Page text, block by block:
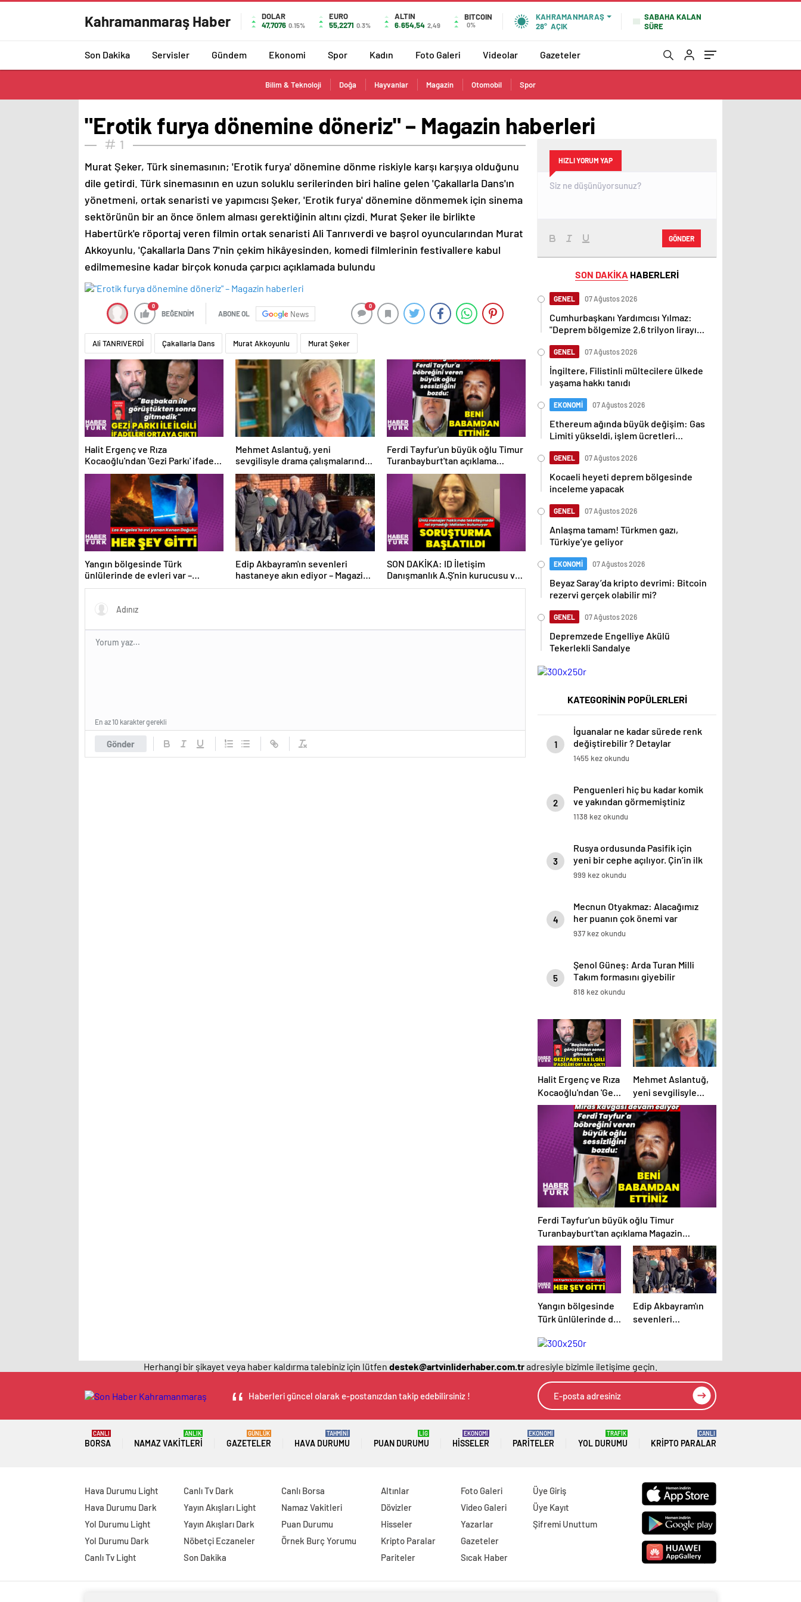
Kahramanmaraş Haber
DOLAR
47,7076 0.15%
EURO
55,2271 0.3%
ALTIN
6.654,54 2,49
BITCOIN
0%
KAHRAMANMARAŞ
28° AÇIK
SABAHA KALAN
SÜRE
Son Dakika Servisler Gündem Ekonomi Spor Kadın Foto Galeri Videolar Gazeteler
Bilim & Teknoloji Doğa Hayvanlar Magazin Otomobil Spor
"Erotik furya dönemine döneriz" – Magazin haberleri
1
Murat Şeker, Türk sinemasının; 'Erotik furya' dönemine dönme riskiyle karşı karşıya olduğunu
dile getirdi. Türk sinemasının en uzun soluklu serilerinden biri haline gelen 'Çakallarla Dans'ın
yönetmeni, ortak senaristi ve yapımcısı Şeker, 'Erotik furya' dönemine dönmemek için sinema
sektörünün bir an önce önlem alması gerektiğinin altını çizdi. Murat Şeker ile birlikte
Habertürk'e röportaj veren filmin ortak senaristi Ali Tanrıverdi ve başrol oyuncularından Murat
Akkoyunlu, 'Çakallarla Dans 7'nin çekim hikâyesinden, komedi filmlerinin festivallere kabul
edilmemesine kadar birçok konuda çarpıcı açıklamada bulundu
0
BEĞENDİM ABONE OL News
0
Ali TANRIVERDİ Çakallarla Dans Murat Akkoyunlu Murat Şeker
Halit Ergenç ve Rıza
Kocaoğlu'ndan 'Gezi Parkı' ifadesi
– Magazin haberleri
Mehmet Aslantuğ, yeni
sevgilisyle drama çalışmalarında
tanıştı – Magazin haberleri
Ferdi Tayfur'un büyük oğlu Timur
Turanbayburt'tan açıklama
Magazin haberleri
Yangın bölgesinde Türk
ünlülerinde de evleri var –
Magazin haberleri
Edip Akbayram'ın sevenleri
hastaneye akın ediyor – Magazin
habetrleri
SON DAKİKA: ID İletişim
Danışmanlık A.Ş'nin kurucusu ve
ortağı olan Ayşe Barım hakkında
Gönder
En az 10 karakter gerekli
HIZLI YORUM YAP
GÖNDER
SON DAKİKA HABERLERİ
GENEL 07 Ağustos 2026
Cumhurbaşkanı Yardımcısı Yılmaz:
"Deprem bölgemize 2,6 trilyon lirayı
GENEL 07 Ağustos 2026
İngiltere, Filistinli mültecilere ülkede
yaşama hakkı tanıdı
EKONOMİ 07 Ağustos 2026
Ethereum ağında büyük değişim: Gas
Limiti yükseldi, işlem ücretleri
GENEL 07 Ağustos 2026
Kocaeli heyeti deprem bölgesinde
inceleme yapacak
GENEL 07 Ağustos 2026
Anlaşma tamam! Türkmen gazı,
Türkiye’ye geliyor
EKONOMİ 07 Ağustos 2026
Beyaz Saray’da kripto devrimi: Bitcoin
rezervi gerçek olabilir mi?
GENEL 07 Ağustos 2026
Depremzede Engelliye Akülü
Tekerlekli Sandalye
KATEGORİNİN POPÜLERLERİ
1
İguanalar ne kadar sürede renk
değiştirebilir ? Detaylar
burada…
1455 kez okundu
2
Penguenleri hiç bu kadar komik
ve yakından görmemiştiniz
1138 kez okundu
3
Rusya ordusunda Pasifik için
yeni bir cephe açılıyor. Çin’in ilk
tepkisi!
999 kez okundu
4
Mecnun Otyakmaz: Alacağımız
her puanın çok önemi var
937 kez okundu
5
Şenol Güneş: Arda Turan Milli
Takım formasını giyebilir
818 kez okundu
Halit Ergenç ve Rıza
Kocaoğlu'ndan 'Gezi
Parkı' ifadesi –
Magazin haberleri
Mehmet Aslantuğ,
yeni sevgilisyle
drama
çalışmalarında
tanıştı – Magazin
haberleri
Ferdi Tayfur'un büyük oğlu Timur
Turanbayburt'tan açıklama Magazin
haberleri
Yangın bölgesinde
Türk ünlülerinde de
haberleri
Edip Akbayram'ın
sevenleri
habetrleri
Herhangi bir şikayet veya haber kaldırma talebiniz için lütfen destek@artvinliderhaber.com.tradresiyle bizimle iletişime geçin.
Haberleri güncel olarak e-postanızdan takip edebilirsiniz !
BORSA
CANLI
NAMAZ VAKITLERI
ANLIK
GAZETELER
GÜNLÜK
HAVA DURUMU
TAHMİNİ
PUAN DURUMU
LİG
HISSELER
EKONOMİ
PARITELER
EKONOMİ
YOL DURUMU
TRAFİK
KRIPTO PARALAR
CANLI
Hava Durumu Light
Hava Durumu Dark
Yol Durumu Light
Yol Durumu Dark
Canlı Tv Light
Canlı Tv Dark
Yayın Akışları Light
Yayın Akışları Dark
Nöbetçi Eczaneler
Son Dakika
Canlı Borsa
Namaz Vakitleri
Puan Durumu
Örnek Burç Yorumu
Altınlar
Dövizler
Hisseler
Kripto Paralar
Pariteler
Foto Galeri
Video Galeri
Yazarlar
Gazeteler
Sıcak Haber
Üye Giriş
Üye Kayıt
Şifremi Unuttum